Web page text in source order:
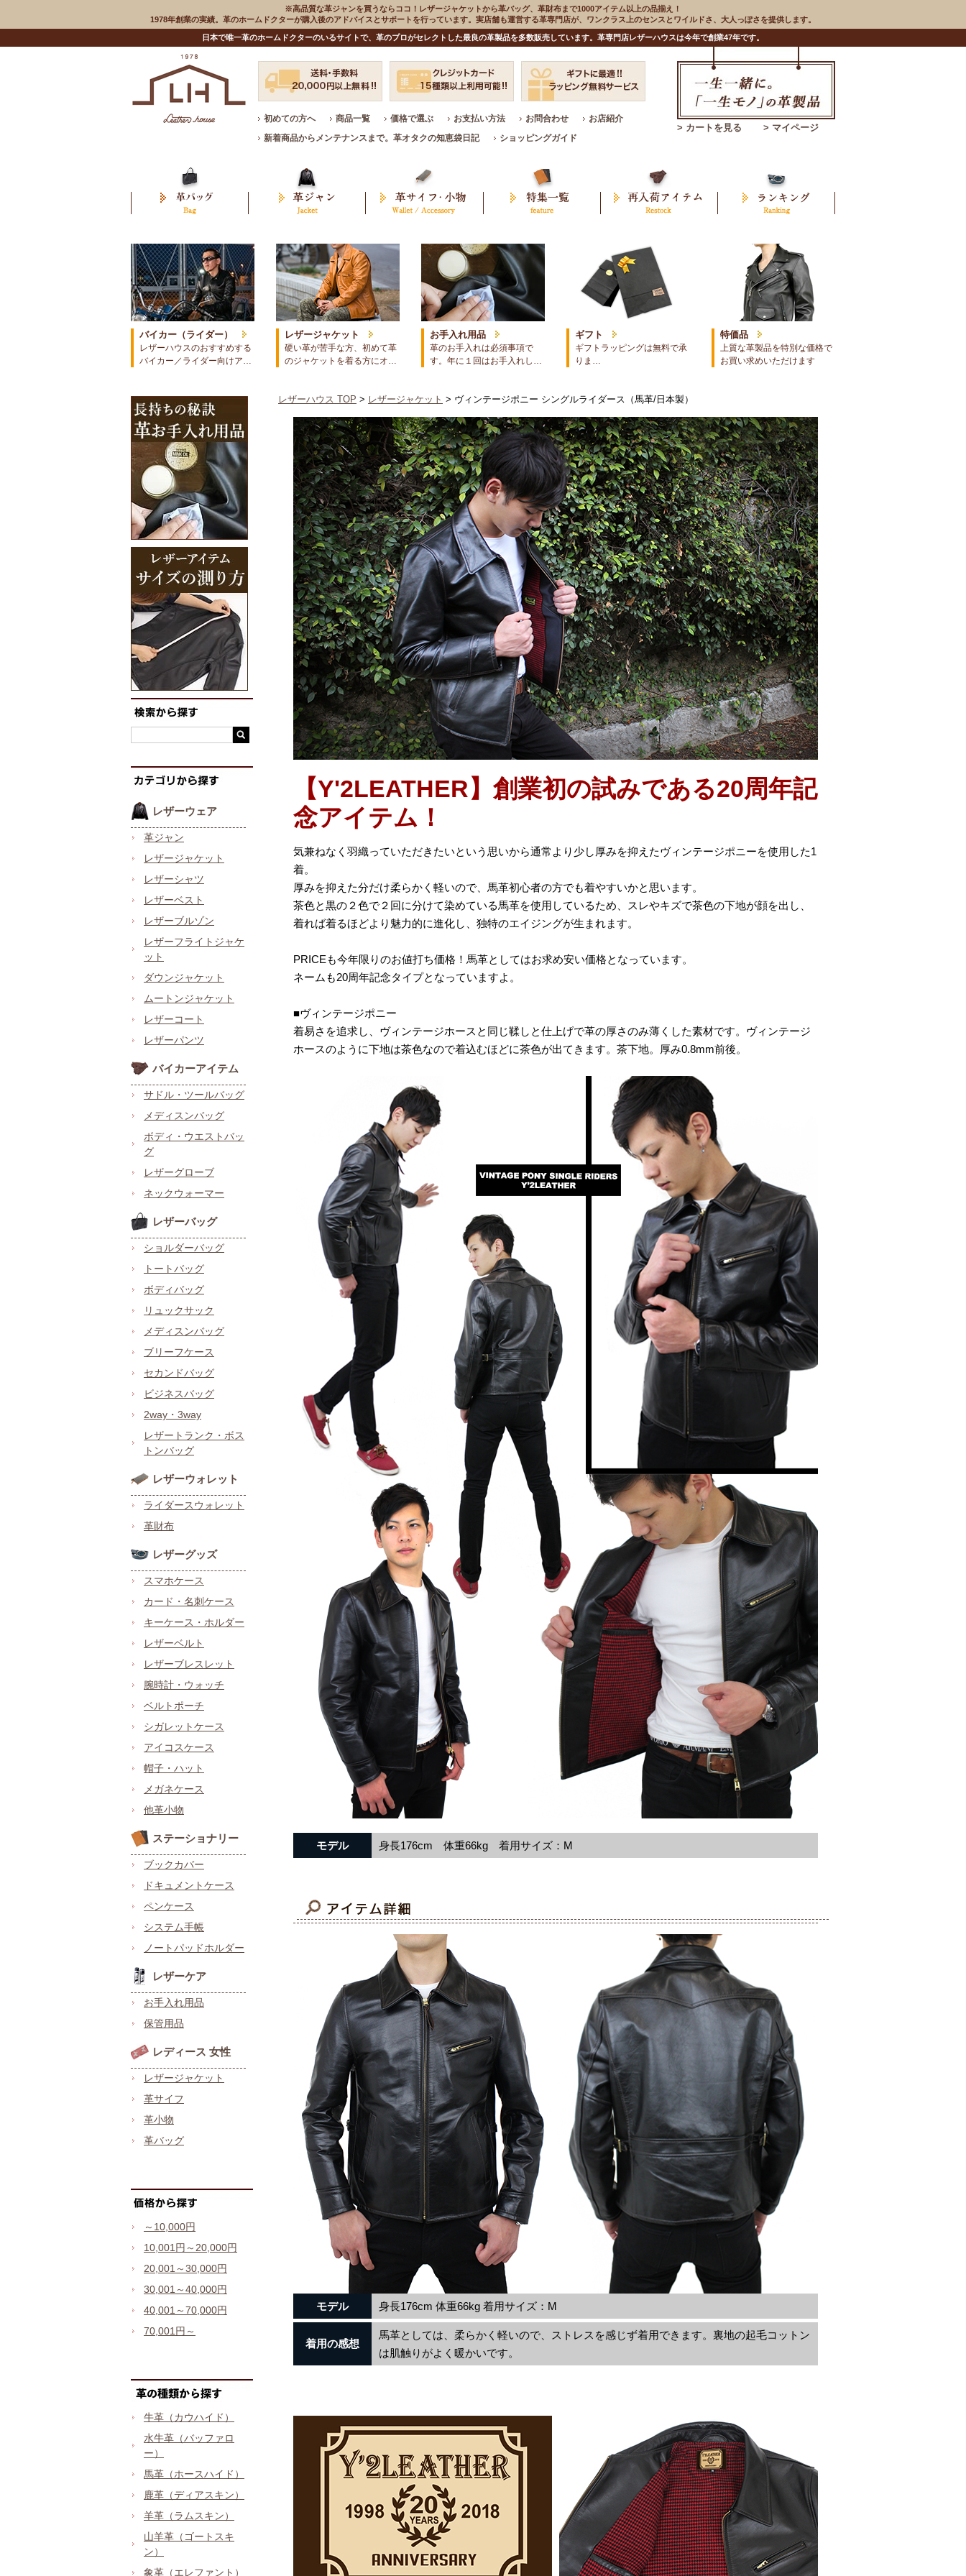
※高品質な革ジャンを買うならココ！レザージャケットから革バッグ、革財布まで1000アイテム以上の品揃え！
1978年創業の実績。革のホームドクターが購入後のアドバイスとサポートを行っています。実店舗も運営する革専門店が、ワンクラス上のセンスとワイルドさ、大人っぽさを提供します。
日本で唯一革のホームドクターのいるサイトで、革のプロがセレクトした最良の革製品を多数販売しています。革専門店レザーハウスは今年で創業47年です。
初めての方へ 商品一覧 価格で選ぶ お支払い方法 お問合わせ
お店紹介
新着商品からメンテナンスまで。革オタクの知恵袋日記
ショッピングガイド
> カートを見る > マイページ
バイカー（ライダー）
レザーハウスのおすすめする
バイカー／ライダー向けア…
レザージャケット
硬い革が苦手な方、初めて革
のジャケットを着る方にオ…
お手入れ用品
革のお手入れは必須事項で
す。年に１回はお手入れし…
ギフト
ギフトラッピングは無料で承
りま…
特価品
上質な革製品を特別な価格で
お買い求めいただけます
レザーウェア
革ジャン
レザージャケット
レザーシャツ
レザーベスト
レザーブルゾン
レザーフライトジャケ
ット
ダウンジャケット
ムートンジャケット
レザーコート
レザーパンツ
バイカーアイテム
サドル・ツールバッグ
メディスンバッグ
ボディ・ウエストバッ
グ
レザーグローブ
ネックウォーマー
レザーバッグ
ショルダーバッグ
トートバッグ
ボディバッグ
リュックサック
メディスンバッグ
ブリーフケース
セカンドバッグ
ビジネスバッグ
2way・3way
レザートランク・ボス
トンバッグ
レザーウォレット
ライダースウォレット
革財布
レザーグッズ
スマホケース
カード・名刺ケース
キーケース・ホルダー
レザーベルト
レザーブレスレット
腕時計・ウォッチ
ベルトポーチ
シガレットケース
アイコスケース
帽子・ハット
メガネケース
他革小物
ステーショナリー
ブックカバー
ドキュメントケース
ペンケース
システム手帳
ノートパッドホルダー
レザーケア
お手入れ用品
保管用品
レディース 女性
レザージャケット
革サイフ
革小物
革バッグ
～10,000円
10,001円～20,000円
20,001～30,000円
30,001～40,000円
40,001～70,000円
70,001円～
牛革（カウハイド）
水牛革（バッファロ
ー）
馬革（ホースハイド）
鹿革（ディアスキン）
羊革（ラムスキン）
山羊革（ゴートスキ
ン）
象革（エレファント）
レザーハウス TOP > レザージャケット > ヴィンテージポニー シングルライダース（馬革/日本製）
【Y'2LEATHER】創業初の試みである20周年記
念アイテム！
気兼ねなく羽織っていただきたいという思いから通常より少し厚みを抑えたヴィンテージポニーを使用した1
着。
厚みを抑えた分だけ柔らかく軽いので、馬革初心者の方でも着やすいかと思います。
茶色と黒の２色で２回に分けて染めている馬革を使用しているため、スレやキズで茶色の下地が顔を出し、
着れば着るほどより魅力的に進化し、独特のエイジングが生まれます。
PRICEも今年限りのお値打ち価格！馬革としてはお求め安い価格となっています。
ネームも20周年記念タイプとなっていますよ。
■ヴィンテージポニー
着易さを追求し、ヴィンテージホースと同じ鞣しと仕上げで革の厚さのみ薄くした素材です。ヴィンテージ
ホースのように下地は茶色なので着込むほどに茶色が出てきます。茶下地。厚み0.8mm前後。
モデル 身長176cm 体重66kg 着用サイズ：M
モデル 身長176cm 体重66kg 着用サイズ：M
着用の感想
馬革としては、柔らかく軽いので、ストレスを感じず着用できます。裏地の起毛コットン
は肌触りがよく暖かいです。